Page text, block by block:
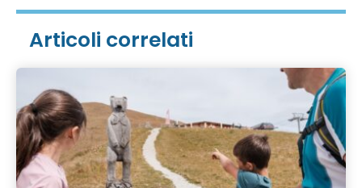
Articoli correlati